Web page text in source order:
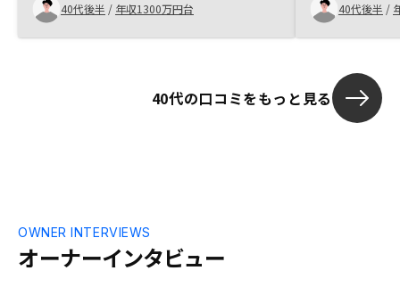
40代後半 / 年収1300万円台 40代後半 /
40代の口コミをもっと見る
オーナーインタビュー
OWNER INTERVIEWS